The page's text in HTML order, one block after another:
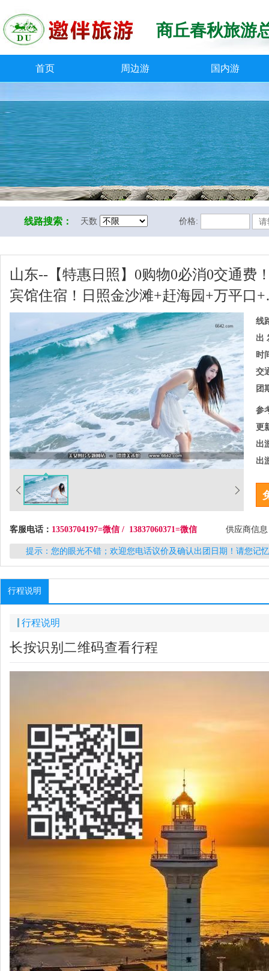
商丘春秋旅游
首页 周边游 国内游
线路搜索： 天数 价格:
山东--【特惠日照】0购物0必消0交通费
宾馆住宿！日照金沙滩+赶海园+万平口
线
出
时
交
团
参
更
出
出
客服电话： 13503704197=微信 / 13837060371=微信 供应商信
提示：您的眼光不错；欢迎您电话议价及确认出团日期！请您记
行程说明
行程说明
长按识别二维码查看行程